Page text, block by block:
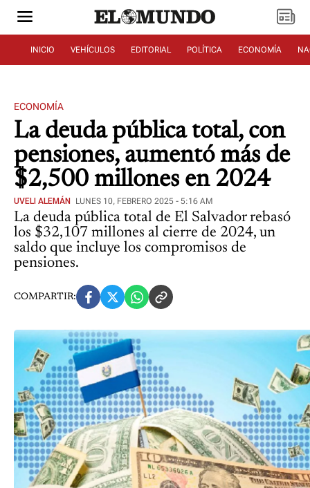
INICIO VEHÍCULOS EDITORIAL POLÍTICA ECONOMÍA
ECONOMÍA
La deuda pública total, con
pensiones, aumentó más de
$2,500 millones en 2024
UVELI ALEMÁN LUNES 10, FEBRERO 2025 - 5:16 AM
La deuda pública total de El Salvador rebasó
los $32,107 millones al cierre de 2024, un
saldo que incluye los compromisos de
pensiones.
COMPARTIR: